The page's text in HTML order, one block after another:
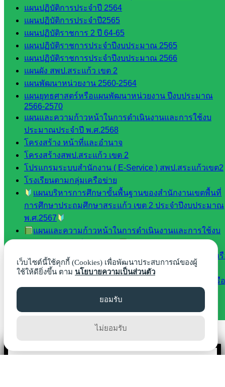
แผนปฏิบัติการประจำปี 2564
แผนปฏิบัติการประจำปี2565
แผนปฏิบัติราชการ 2 ปี 64-65
แผนปฏิบัติราชการประจำปีงบประมาณ 2565
แผนปฏิบัติราชการประจำปีงบประมาณ 2566
แผนผัง สพป.สระแก้ว เขต 2
แผนพัฒนาหน่วยงาน 2560-2564
แผนยุทธศาสตร์หรือแผนพัฒนาหน่วยงาน ปีงบประมาณ
2566-2570
แผนและความก้าวหน้าในการดำเนินงานและการใช้งบ
ประมาณประจำปี พ.ศ.2568
โครงสร้าง หน้าที่และอำนาจ
โครงสร้างสพป.สระแก้ว เขต 2
โปรแกรมระบบสำนักงาน ( E-Service ) สพป.สระแก้วเขต2
โรงเรียนตามกลุ่มเครือข่าย
แผนบริหารการศึกษาขั้นพื้นฐานของสำนักงานเขตพื้นที่
การศึกษาประถมศึกษาสระแก้ว เขต 2 ประจำปีงบประมาณ
พ.ศ.2567
แผนและความก้าวหน้าในการดำเนินงานและการใช้งบ
คู่มือหรือแนวทางการให้บริการ สำหรับผู้รับบริการห
ผู้มาติดต่อ
คู่มือหรือแนวทางขอรับบริการ สำหรับผู้รับบริการหรื
และบุ
คลากรฯ
กลุ่มนิ
เทศ
ติดตาม
และประ
เมินผลฯ
::: ©2021 sakarea2.go.th. All rights reserved. Design By SK2 ICT
TEAM :::
สอบถามได้นะคะ
Line
Messenger
เว็บไซต์นี้ใช้คุกกี้ (Cookies) เพื่อพัฒนาประสบการณ์ของผู้
ใช้ให้ดียิ่งขึ้น ตาม นโยบายความเป็นส่วนตัว
ยอมรับ
ไม่ยอมรับ